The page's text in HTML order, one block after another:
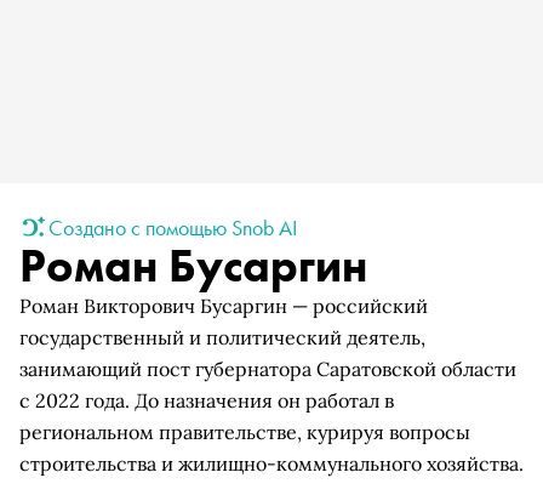
Создано с помощью Snob AI
Роман Бусаргин
Роман Викторович Бусаргин — российский
государственный и политический деятель,
занимающий пост губернатора Саратовской области
с 2022 года. До назначения он работал в
региональном правительстве, курируя вопросы
строительства и жилищно-коммунального хозяйства.